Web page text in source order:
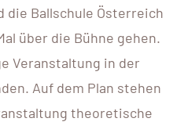
die Ballschule Österreich
über die Bühne gehen.
Veranstaltung in der
Auf dem Plan stehen
theoretische